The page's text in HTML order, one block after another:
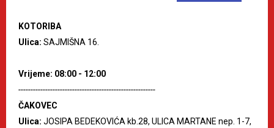
KOTORIBA
Ulica: SAJMIŠNA 16.
Vrijeme: 08:00 - 12:00
--------------------------------------------------------
ČAKOVEC
Ulica: JOSIPA BEDEKOVIĆA kb.28, ULICA MARTANE nep. 1-7,